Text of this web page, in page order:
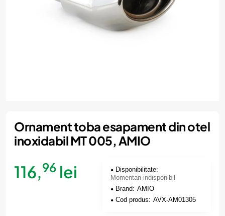
Momentan indisponibil
Ornament toba esapament din otel
inoxidabil MT 005, AMIO
116,96 lei
Disponibilitate:
Momentan indisponibil
Brand: AMIO
Cod produs: AVX-AM01305